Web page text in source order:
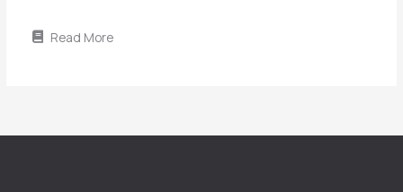
Read More